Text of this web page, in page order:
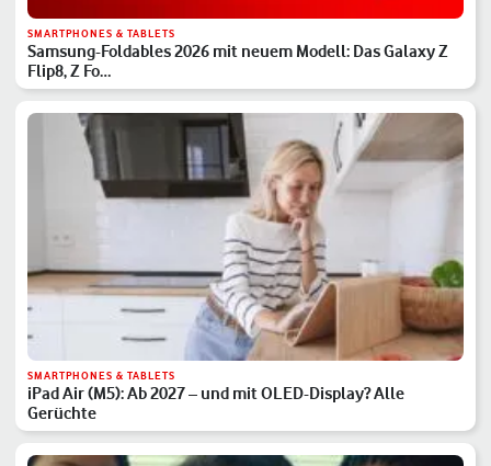
SMARTPHONES & TABLETS
Samsung-Foldables 2026 mit neuem Modell: Das Galaxy Z
Flip8, Z Fo…
SMARTPHONES & TABLETS
iPad Air (M5): Ab 2027 – und mit OLED-Display? Alle
Gerüchte